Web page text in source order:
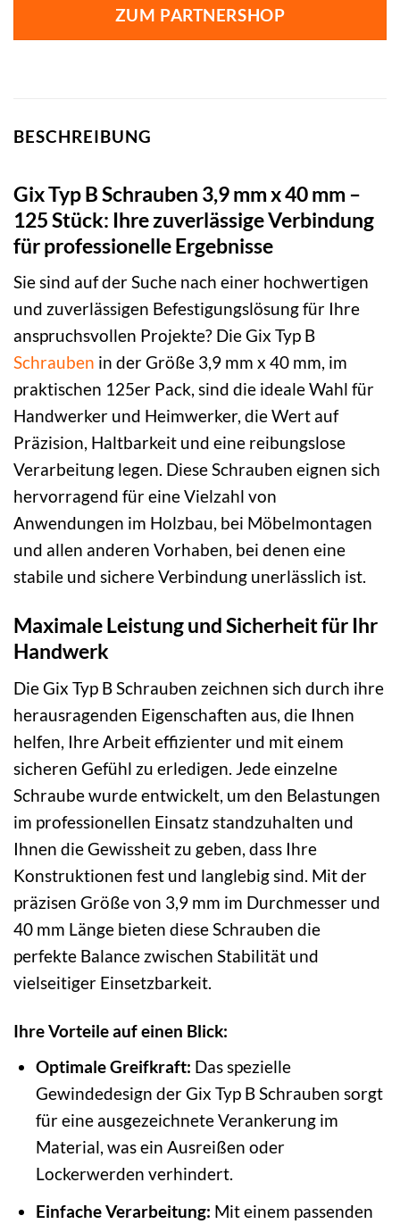
ZUM PARTNERSHOP
BESCHREIBUNG
Gix Typ B Schrauben 3,9 mm x 40 mm –
125 Stück: Ihre zuverlässige Verbindung
für professionelle Ergebnisse
Sie sind auf der Suche nach einer hochwertigen
und zuverlässigen Befestigungslösung für Ihre
anspruchsvollen Projekte? Die Gix Typ B
Schrauben in der Größe 3,9 mm x 40 mm, im
praktischen 125er Pack, sind die ideale Wahl für
Handwerker und Heimwerker, die Wert auf
Präzision, Haltbarkeit und eine reibungslose
Verarbeitung legen. Diese Schrauben eignen sich
hervorragend für eine Vielzahl von
Anwendungen im Holzbau, bei Möbelmontagen
und allen anderen Vorhaben, bei denen eine
stabile und sichere Verbindung unerlässlich ist.
Maximale Leistung und Sicherheit für Ihr
Handwerk
Die Gix Typ B Schrauben zeichnen sich durch ihre
herausragenden Eigenschaften aus, die Ihnen
helfen, Ihre Arbeit effizienter und mit einem
sicheren Gefühl zu erledigen. Jede einzelne
Schraube wurde entwickelt, um den Belastungen
im professionellen Einsatz standzuhalten und
Ihnen die Gewissheit zu geben, dass Ihre
Konstruktionen fest und langlebig sind. Mit der
präzisen Größe von 3,9 mm im Durchmesser und
40 mm Länge bieten diese Schrauben die
perfekte Balance zwischen Stabilität und
vielseitiger Einsetzbarkeit.
Ihre Vorteile auf einen Blick:
Optimale Greifkraft: Das spezielle
Gewindedesign der Gix Typ B Schrauben sorgt
für eine ausgezeichnete Verankerung im
Material, was ein Ausreißen oder
Lockerwerden verhindert.
Einfache Verarbeitung: Mit einem passenden